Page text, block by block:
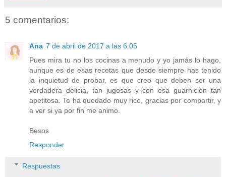
5 comentarios:
Ana 7 de abril de 2017 a las 6:05
Pues mira tu no los cocinas a menudo y yo jamás lo hago,
aunque es de esas recetas que desde siempre has tenido
la inquietud de probar, es que creo que deben ser una
verdadera delicia, tan jugosas y con esa guarnición tan
apetitosa. Te ha quedado muy rico, gracias por compartir, y
a ver si ya por fin me animo.
Besos
Responder
Respuestas